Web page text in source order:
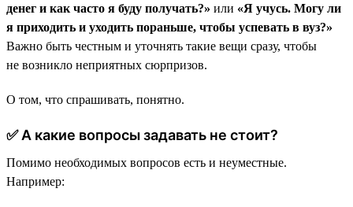
денег и как часто я буду получать?» или «Я учусь. Могу ли
я приходить и уходить пораньше, чтобы успевать в вуз?»
Важно быть честным и уточнять такие вещи сразу, чтобы
не возникло неприятных сюрпризов.
О том, что спрашивать, понятно.
✅ А какие вопросы задавать не стоит?
Помимо необходимых вопросов есть и неуместные.
Например: